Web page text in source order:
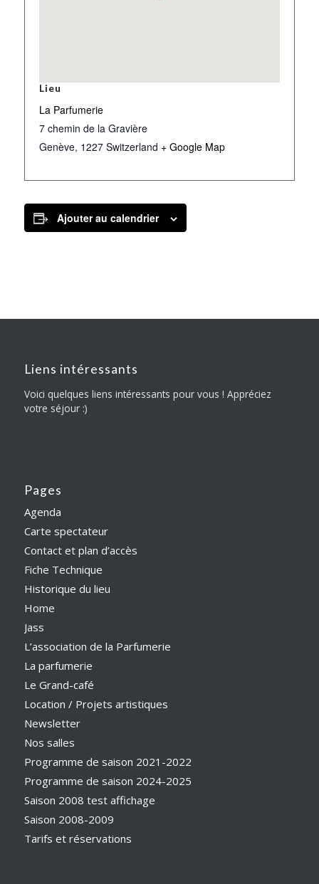
Lieu
La Parfumerie
7 chemin de la Gravière
Genève, 1227 Switzerland + Google Map
Ajouter au calendrier
Liens intéressants
Voici quelques liens intéressants pour vous ! Appréciez
votre séjour :)
Pages
Agenda
Carte spectateur
Contact et plan d’accès
Fiche Technique
Historique du lieu
Home
Jass
L’association de la Parfumerie
La parfumerie
Le Grand-café
Location / Projets artistiques
Newsletter
Nos salles
Programme de saison 2021-2022
Programme de saison 2024-2025
Saison 2008 test affichage
Saison 2008-2009
Tarifs et réservations